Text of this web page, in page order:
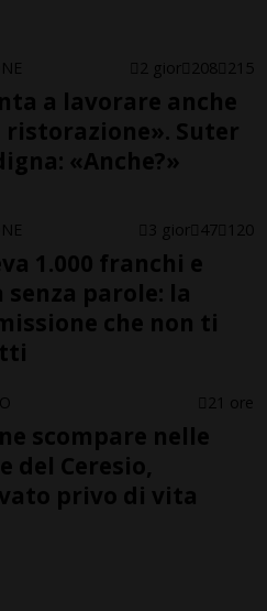
2 gior 208 215
a lavorare anche
ristorazione». Suter
«Anche?»
3 gior 47 120
1.000 franchi e
senza parole: la
che non ti
21 ore
scompare nelle
del Ceresio,
privo di vita